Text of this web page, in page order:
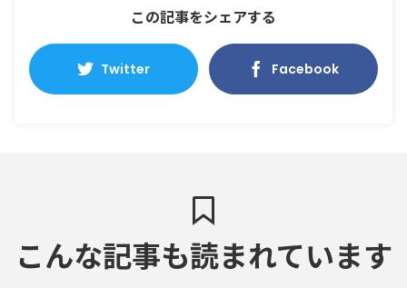
この記事をシェアする
Twitter Facebook
こんな記事も読まれています